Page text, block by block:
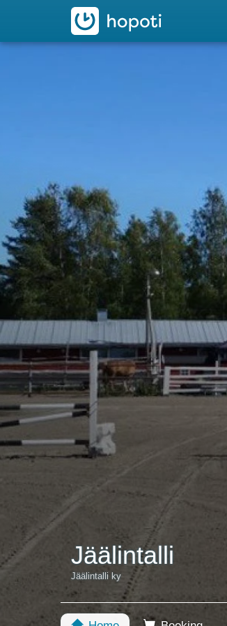
hopoti
Jäälintalli
Jäälintalli ky